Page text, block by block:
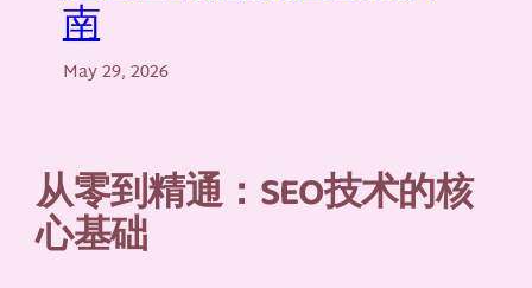
南
May 29, 2026
从零到精通：SEO技术的核
心基础